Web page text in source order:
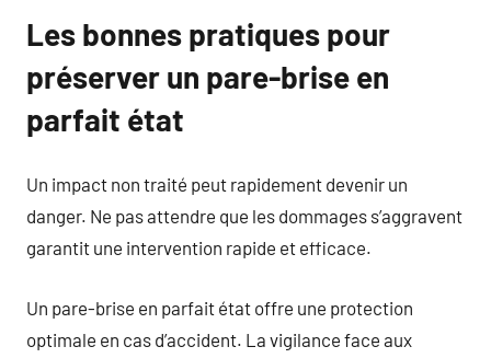
Les bonnes pratiques pour
préserver un pare-brise en
parfait état
Un impact non traité peut rapidement devenir un
danger. Ne pas attendre que les dommages s’aggravent
garantit une intervention rapide et efficace.
Un pare-brise en parfait état offre une protection
optimale en cas d’accident. La vigilance face aux